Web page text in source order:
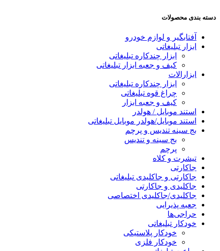
دسته بندی محصولات
آفتابگیر و لوازم خودرو
ابزار تبلیغاتی
ابزار چندکاره تبلیغاتی
کیف و جعبه ابزار تبلیغاتی
ابزارالات
ابزار چندکاره تبلیغاتی
چراغ قوه تبلیغاتی
کیف و جعبه ابزار
استند موبایل / هولدر
استند موبایل/هولدر موبایل تبلیغاتی
بج سینه تندیس و پرچم
بج سینه و تندیس
پرچم
تیشرت و کلاه
جاکارتی
جاکارتی و جاکلیدی تبلیغاتی
جاکلیدی و جاکارتی
جاکلیدی/جاکلیدی اختصاصی
جعبه پذیرایی
حراجی‌ها
خودکار تبلیغاتی
خودکار پلاستیکی
خودکار فلزی